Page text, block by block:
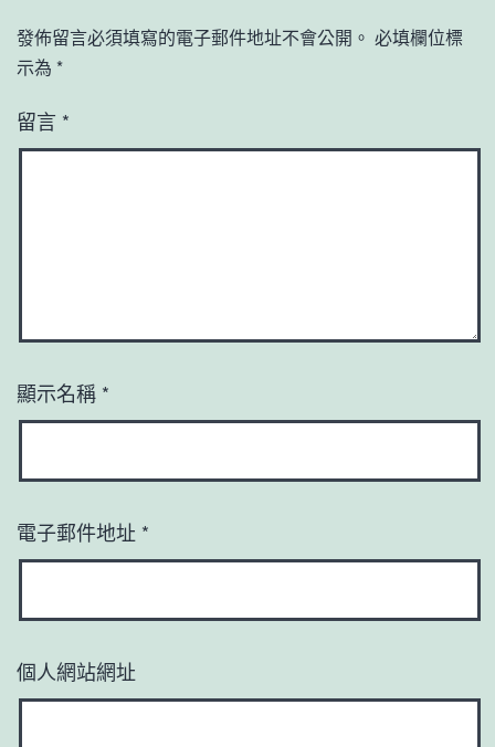
發佈留言必須填寫的電子郵件地址不會公開。 必填欄位標
示為 *
留言 *
顯示名稱 *
電子郵件地址 *
個人網站網址